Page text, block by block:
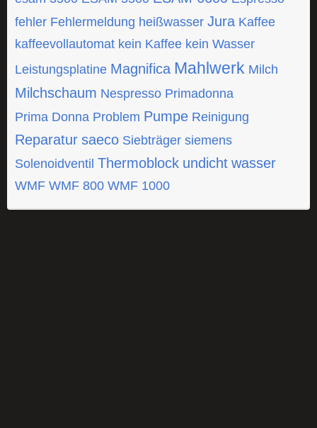
fehler Fehlermeldung heißwasser Jura Kaffee
kaffeevollautomat kein Kaffee kein Wasser
Leistungsplatine Magnifica Mahlwerk Milch
Milchschaum Nespresso Primadonna
Prima Donna Problem Pumpe Reinigung
Reparatur saeco Siebträger siemens
Solenoidventil Thermoblock undicht wasser
WMF WMF 800 WMF 1000